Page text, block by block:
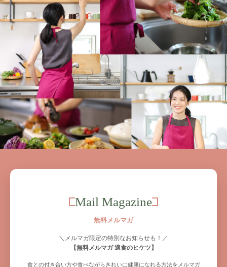
Mail Magazine
無料メルマガ
＼メルマガ限定の特別なお知らせも！／
【無料メルマガ 適食のヒケツ】
食との付き合い方や食べながらきれいに健康になれる方法をメルマガ